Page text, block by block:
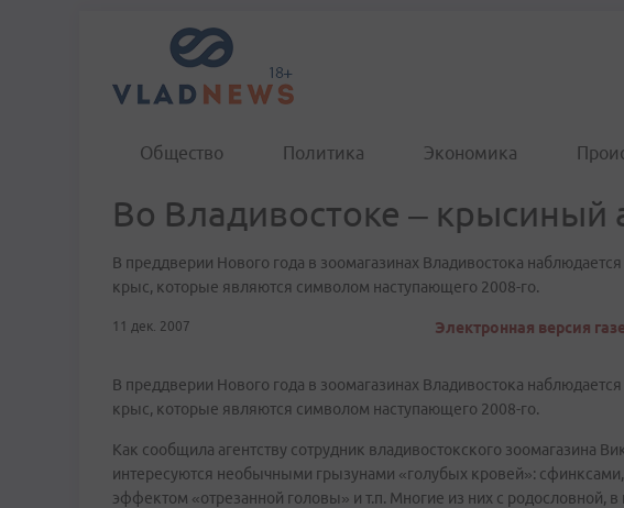
Общество Политика Экономика
Во Владивостоке – крысиный
В преддверии Нового года в зоомагазинах Владивостока
крыс, которые являются символом наступающего 2008-го.
11 дек. 2007 Электронная версия
В преддверии Нового года в зоомагазинах Владивостока
крыс, которые являются символом наступающего 2008-го.
Как сообщила агентству сотрудник владивостокского
интересуются необычными грызунами «голубых кровей»:
эффектом «отрезанной головы» и т.п. Многие из них с родословной,